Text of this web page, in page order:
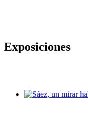
Exposiciones